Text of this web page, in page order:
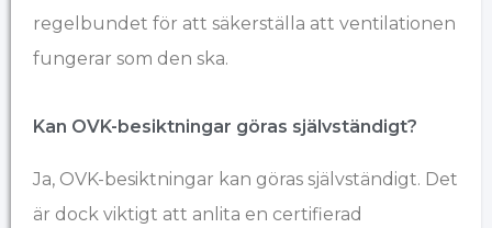
regelbundet för att säkerställa att ventilationen
fungerar som den ska.
Kan OVK-besiktningar göras självständigt?
Ja, OVK-besiktningar kan göras självständigt. Det
är dock viktigt att anlita en certifierad